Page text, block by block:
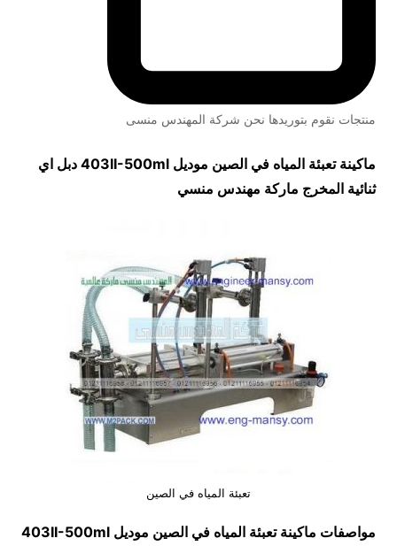
منتجات نقوم بتوريدها نحن شركة المهندس منسى
ماكينة تعبئة المياه في الصين موديل 403II-500mlدبل اي
ثنائية المخرج ماركة مهندس منسي
تعبئة المياه في الصين
مواصفات ماكينةتعبئة المياه في الصين موديل 403II-500ml